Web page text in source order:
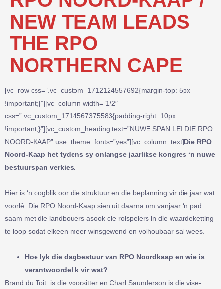
NEW TEAM LEADS
THE RPO
NORTHERN CAPE
[vc_row css=”.vc_custom_1712124557692{margin-top: 5px
!important;}”][vc_column width=”1/2″
css=”.vc_custom_1714567375583{padding-right: 10px
!important;}”][vc_custom_heading text=”NUWE SPAN LEI DIE RPO
NOORD-KAAP” use_theme_fonts=”yes”][vc_column_text]Die RPO
Noord-Kaap het tydens sy onlangse jaarlikse kongres ‘n nuwe
bestuurspan verkies.
Hier is ‘n oogblik oor die struktuur en die beplanning vir die jaar wat
voorlê. Die RPO Noord-Kaap sien uit daarna om vanjaar ‘n pad
saam met die landbouers asook die rolspelers in die waardeketting
te loop sodat elkeen meer winsgewend en volhoubaar sal wees.
Hoe lyk die dagbestuur van RPO Noordkaap en wie is
verantwoordelik vir wat?
Brand du Toit is die voorsitter en Charl Saunderson is die vise-